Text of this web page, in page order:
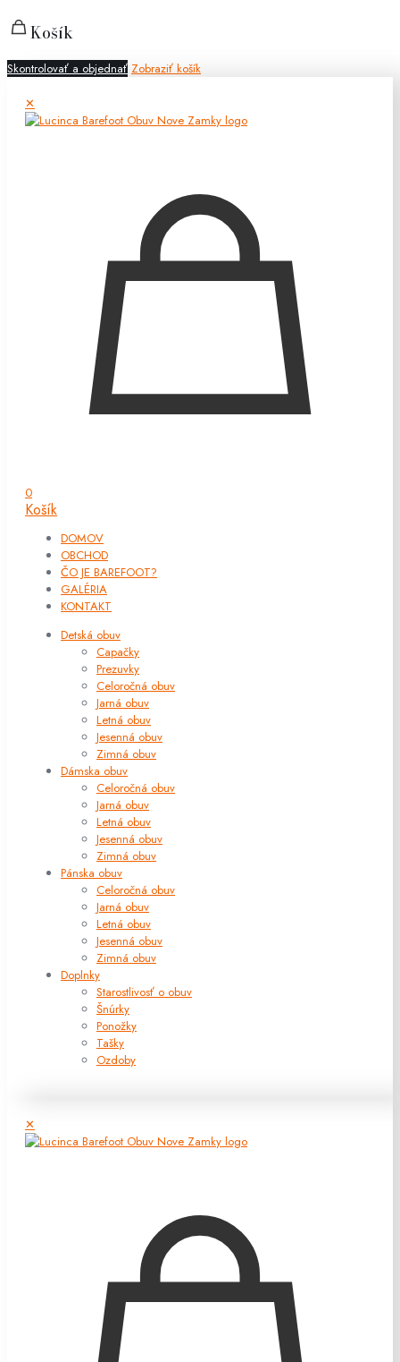
Košík
Skontrolovať a objednať Zobraziť košík
✕
0
Košík
DOMOV
OBCHOD
ČO JE BAREFOOT?
GALÉRIA
KONTAKT
Detská obuv
Capačky
Prezuvky
Celoročná obuv
Jarná obuv
Letná obuv
Jesenná obuv
Zimná obuv
Dámska obuv
Celoročná obuv
Jarná obuv
Letná obuv
Jesenná obuv
Zimná obuv
Pánska obuv
Celoročná obuv
Jarná obuv
Letná obuv
Jesenná obuv
Zimná obuv
Doplnky
Starostlivosť o obuv
Šnúrky
Ponožky
Tašky
Ozdoby
✕